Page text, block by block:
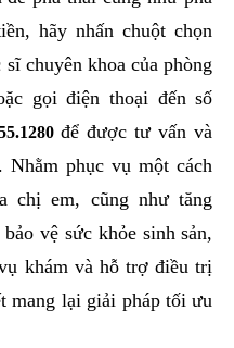
hãy nhấn chuột chọn
sĩ chuyên khoa của phòng
gọi điện thoại đến số
để được tư vấn và
phục vụ một cách
chị em, cũng như tăng
vệ sức khỏe sinh sản,
khám và hỗ trợ điều trị
mang lại giải pháp tối ưu